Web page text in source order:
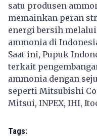
satu produsen
memainkan peran
energi bersih
ammonia di
Saat ini, Pupuk
terkait
ammonia dengan
seperti Mitsubishi
Mitsui, INPEX, IHI,
Tags: